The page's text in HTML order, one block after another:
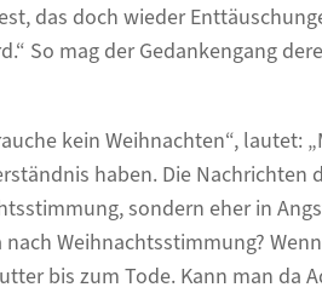
das doch wieder
So mag der Gedankengang
kein Weihnachten“, lautet:
haben. Die Nachrichten
sondern eher in
Weihnachtsstimmung?
bis zum Tode. Kann man da